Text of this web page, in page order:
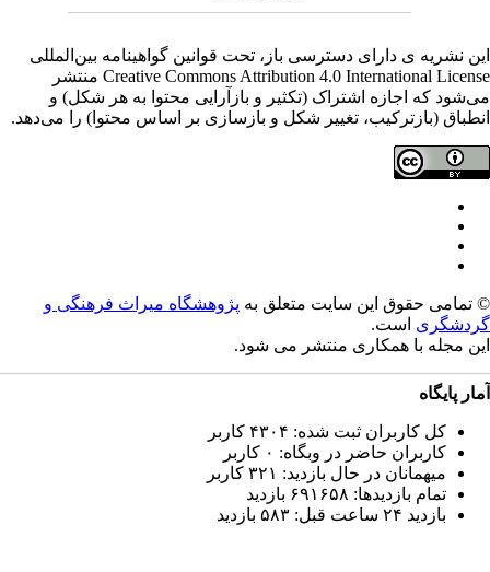
نشریه ی دارای دسترسی باز، تحت قوانین گواهینامه بین‌المللی
Creative Commons Attribution 4.0 International License منتشر
که اجازه اشتراک (تکثیر و بازآرایی محتوا به هر شکل) و
(بازترکیب، تغییر شکل و بازسازی بر اساس محتوا) را می‌دهد.
تمامی حقوق این سایت متعلق بهپژوهشگاه میراث فرهنگی و
است.
مجله با همکاریمنتشر می شود.
پایگاه
کل کاربران ثبت شده: ۴۳۰۴ کاربر
کاربران حاضر در وبگاه: ۰ کاربر
میهمانان در حال بازدید: ۳۲۱ کاربر
تمام بازدید‌ها: ۶۹۱۶۵۸ بازدید
بازدید ۲۴ ساعت قبل: ۵۸۳ بازدید